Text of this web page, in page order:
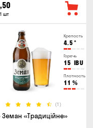
,50
шт
Крепость
4.5 °
Горечь
15 IBU
Плотность
11 %
(1)
Земан «Традиційне»